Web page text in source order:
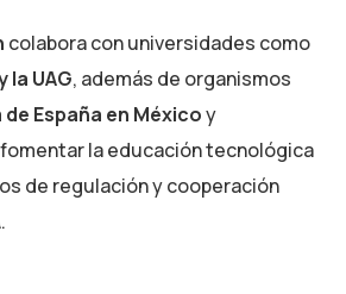
colabora con universidades como
la UAG, además de organismos
de España en Méxicoy
fomentar la educación tecnológica
de regulación y cooperación